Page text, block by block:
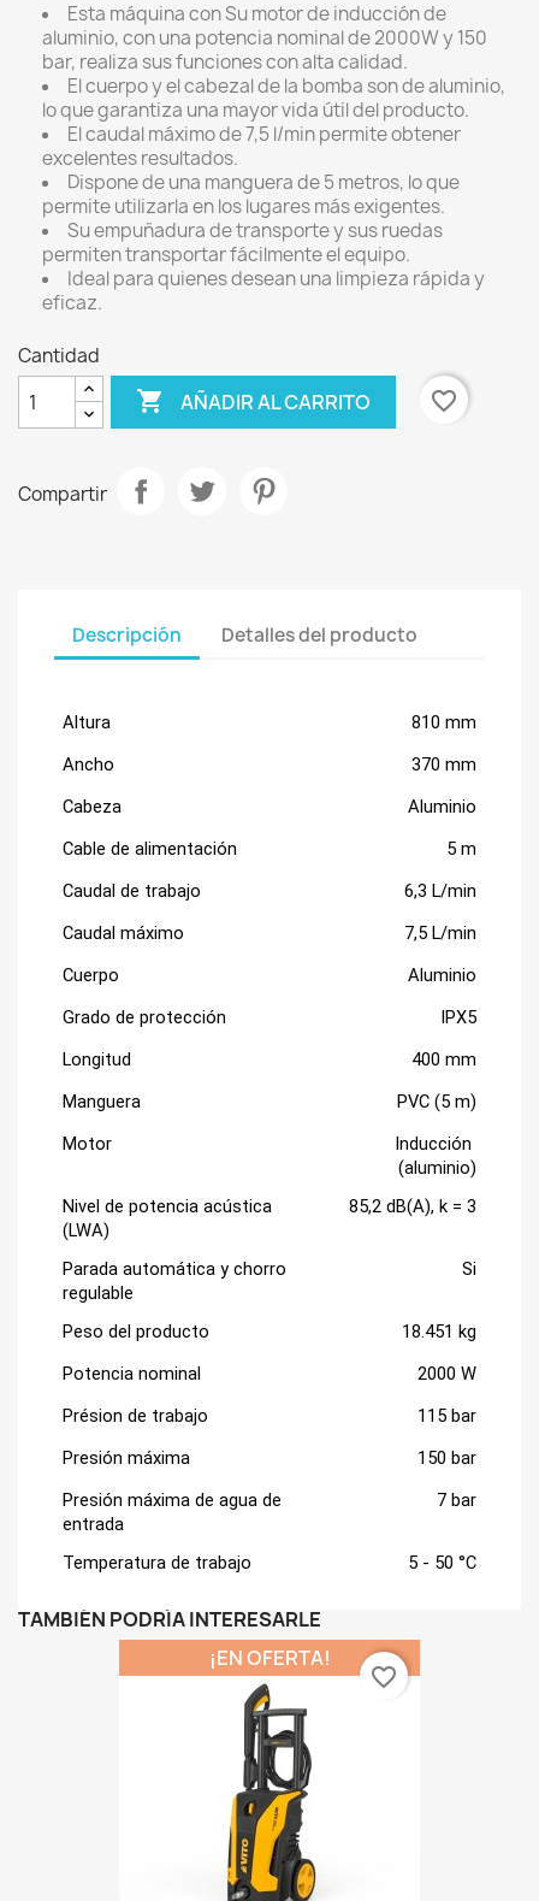
Esta máquina con Su motor de inducción de
aluminio, con una potencia nominal de 2000W y 150
bar, realiza sus funciones con alta calidad.
El cuerpo y el cabezal de la bomba son de aluminio,
lo que garantiza una mayor vida útil del producto.
El caudal máximo de 7,5 l/min permite obtener
excelentes resultados.
Dispone de una manguera de 5 metros, lo que
permite utilizarla en los lugares más exigentes.
Su empuñadura de transporte y sus ruedas
permiten transportar fácilmente el equipo.
Ideal para quienes desean una limpieza rápida y
eficaz.
Cantidad
 AÑADIR AL CARRITO favorite_border
Compartir
Descripción Detalles del producto
Altura
810 mm
Ancho
370 mm
Cabeza
Aluminio
Cable de alimentación
5 m
Caudal de trabajo
6,3 L/min
Caudal máximo
7,5 L/min
Cuerpo
Aluminio
Grado de protección
IPX5
Longitud
400 mm
Manguera
PVC (5 m)
Motor
Inducción
(aluminio)
Nivel de potencia acústica
(LWA)
85,2 dB(A), k = 3
Parada automática y chorro
regulable
Si
Peso del producto
18.451 kg
Potencia nominal
2000 W
Présion de trabajo
115 bar
Presión máxima
150 bar
Presión máxima de agua de
entrada
7 bar
Temperatura de trabajo 5 - 50 °C
TAMBIÉN PODRÍA INTERESARLE
¡EN OFERTA!
favorite_border